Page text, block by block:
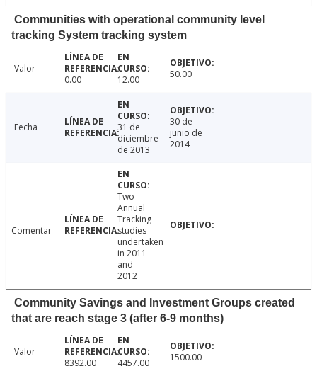
Communities with operational community level
tracking System tracking system
Valor
0.00
12.00 50.00
Fecha
31 de
diciembre
de 2013
30 de
junio de
2014
Comentar
Two
Annual
Tracking
studies
undertaken
in 2011
and
2012
Community Savings and Investment Groups created
that are reach stage 3 (after 6-9 months)
Valor
8392.00
4457.00 1500.00